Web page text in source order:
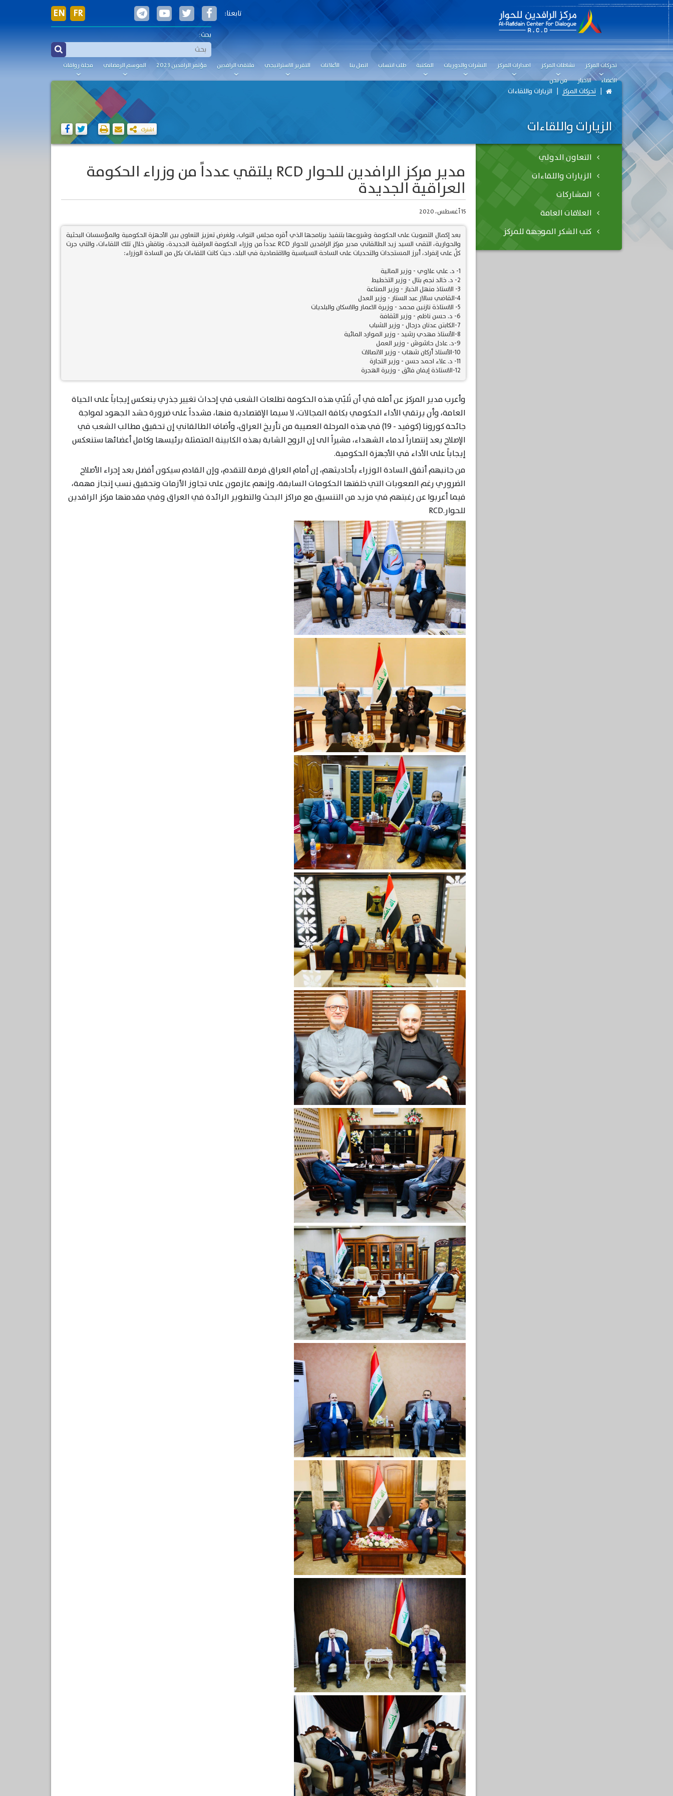
تحركات المركز نشاطات المركز اصدارات المركز النشرات والدوريات المكتبة طلب انتساب اتصل بنا الأعلانات التقرير الاستراتيجي ملتقى الرافدين مؤتمر الرافدين 2023 الموسم الرمضاني
مجلة رواقات
الاعضاء
الاخبار من نحن
EN FR تابعنا:
بحث:
تحركات المركز الزيارات واللقاءات
الزيارات واللقاءات اشترك
مدير مركز الرافدين للحوار RCD يلتقي عدداً من وزراء الحكومة
العراقية الجديدة
15 أغسطس، 2020
بعد إكمال التصويت على الحكومة وشروعها بتنفيذ برنامجها الذي أقره مجلس النواب، ولغرض تعزيز التعاون بين الأجهزة الحكومية والمؤسسات البحثية
والحوارية، التقى السيد زيد الطالقاني مدير مركز الرافدين للحوار RCD عدداً من وزراء الحكومة العراقية الجديدة، وناقش خلال تلك اللقاءات، والتي جرت
كلُ على إنفراد، أبرز المستجدات والتحديات على الساحة السياسية والاقتصادية في البلد، حيث كانت اللقاءات بكل من السادة الوزراء:
1- د. علي علاوي - وزير المالية
2- د. خالد نجم بتال - وزير التخطيط
3- الاستاذ منهل الخباز - وزير الصناعة
4-القاضي سالار عبد الستار - وزير العدل
5- الاستاذة نازنين محمد - وزيرة الاعمار والاسكان والبلديات
6- د. حسن ناظم - وزير الثقافة
7-الكابتن عدنان درجال - وزير الشباب
8-الأستاذ مهدي رشيد - وزير الموارد المائية
9-د. عادل حاشوش - وزير العمل
10-الأستاذ أركان شهاب - وزير الاتصالات
11- د. علاء احمد حسن - وزير التجارة
12-الاستاذة إيفان فائق - وزيرة الهجرة
وأعرب مدير المركز عن أمله في أن تُلبّي هذه الحكومة تطلعات الشعب في إحداث تغيير جذري ينعكس إيجاباً على الحياة
العامة، وأن يرتقي الأداء الحكومي بكافة المجالات، لا سيما الإقتصادية منها، مشدداً على ضرورة حشد الجهود لمواجة
جائحة كورونا (كوفيد - 19) في هذه المرحلة العصيبة من تأريخ العراق، وأضاف الطالقاني إن تحقيق مطالب الشعب في
الإصلاح يعد إنتصاراً لدماء الشهداء، مشيراً الى إن الروح الشابة بهذه الكابينة المتمثلة برئيسها وكامل أعضائها ستنعكس
إيجاباً على الأداء في الأجهزة الحكومية.
من جانبهم أتفق السادة الوزراء بأحاديثهم، إن أمام العراق فرصة للتقدم، وإن القادم سيكون أفضل بعد إجراء الأصلاح
الضروري رغم الصعوبات التي خلفتها الحكومات السابقة، وإنهم عازمون على تجاوز الأزمات وتحقيق نسب إنجاز مهمة،
فيما أعربوا عن رغبتهم في مزيد من التنسيق مع مراكز البحث والتطوير الرائدة في العراق وفي مقدمتها مركز الرافدين
للحوارRCD.
التعاون الدولي
الزيارات واللقاءات
المشاركات
العلاقات العامة
كتب الشكر الموجهة للمركز